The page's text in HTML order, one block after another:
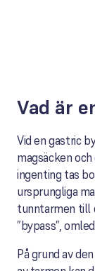
Vad är
Vid en gastric
magsäcken
ingenting tas
ursprungliga
tunntarmen till
”bypass”,
På grund av